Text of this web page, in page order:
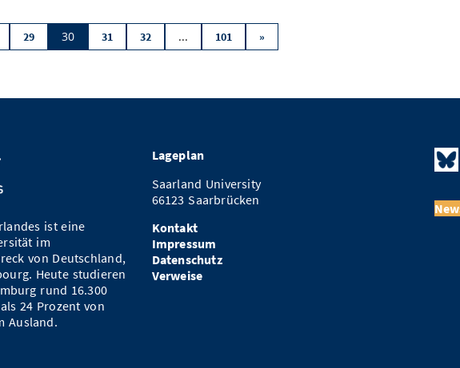
29 30 31 32 ... 101 »
ist eine
im
von Deutschland,
Heute studieren
rund 16.300
24 Prozent von
Ausland.
Lageplan
Saarland University
66123 Saarbrücken
Kontakt
Impressum
Datenschutz
Verweise